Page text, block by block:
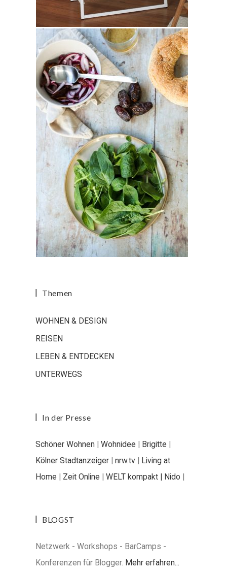
Themen
WOHNEN & DESIGN
REISEN
LEBEN & ENTDECKEN
UNTERWEGS
In der Presse
Schöner Wohnen | Wohnidee | Brigitte |
Kölner Stadtanzeiger | nrw.tv | Living at
Home | Zeit Online | WELT kompakt | Nido |
BLOGST
Netzwerk - Workshops - BarCamps -
Konferenzen für Blogger. Mehr erfahren...